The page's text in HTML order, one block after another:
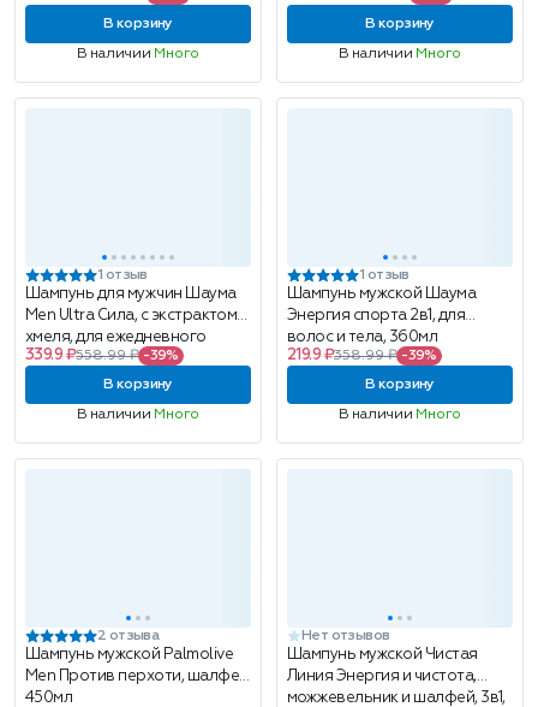
В корзину
В наличии Много
В корзину
В наличии Много
1 отзыв
Шампунь для мужчин Шаума
Men Ultra Сила, с экстрактом
хмеля, для ежедневного
применения, 650 мл
339.9 ₽558.99 ₽ -39%
В корзину
В наличии Много
1 отзыв
Шампунь мужской Шаума
Энергия спорта 2в1, для
волос и тела, 360мл
219.9 ₽358.99 ₽ -39%
В корзину
В наличии Много
2 отзыва
Шампунь мужской Palmolive
Men Против перхоти, шалфей,
450мл
Нет отзывов
Шампунь мужской Чистая
Линия Энергия и чистота,
можжевельник и шалфей, 3в1,